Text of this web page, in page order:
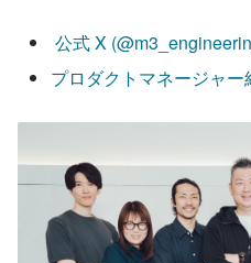
公式 X
プロダクトマネージャ